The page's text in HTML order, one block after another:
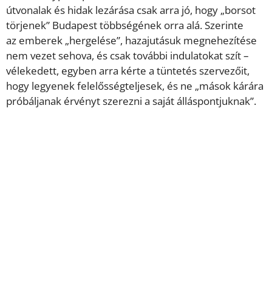
útvonalak és hidak lezárása csak arra jó, hogy „borsot
törjenek” Budapest többségének orra alá. Szerinte
az emberek „hergelése”, hazajutásuk megnehezítése
nem vezet sehova, és csak további indulatokat szít –
vélekedett, egyben arra kérte a tüntetés szervezőit,
hogy legyenek felelősségteljesek, és ne „mások kárára
próbáljanak érvényt szerezni a saját álláspontjuknak”.